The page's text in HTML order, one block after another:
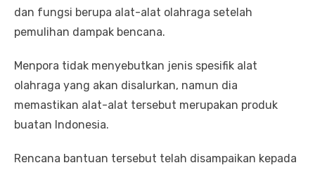
dan fungsi berupa alat-alat olahraga setelah
pemulihan dampak bencana.
Menpora tidak menyebutkan jenis spesifik alat
olahraga yang akan disalurkan, namun dia
memastikan alat-alat tersebut merupakan produk
buatan Indonesia.
Rencana bantuan tersebut telah disampaikan kepada